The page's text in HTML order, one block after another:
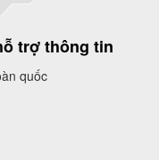
trợ thông tin
quốc